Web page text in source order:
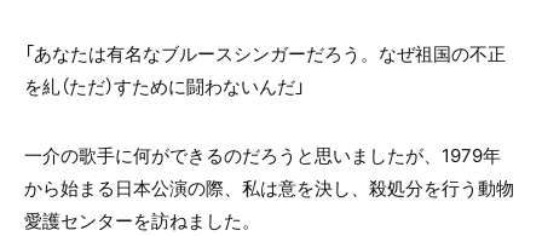
「あなたは有名なブルースシンガーだろう。なぜ祖国の不正
を糺（ただ）すために闘わないんだ」
一介の歌手に何ができるのだろうと思いましたが、1979年
から始まる日本公演の際、私は意を決し、殺処分を行う動物
愛護センターを訪ねました。